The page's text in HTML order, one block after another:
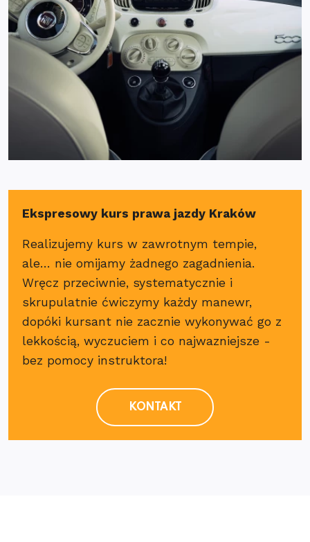
Ekspresowy kurs prawa jazdy Kraków
Realizujemy kurs w zawrotnym tempie,
ale… nie omijamy żadnego zagadnienia.
Wręcz przeciwnie, systematycznie i
skrupulatnie ćwiczymy każdy manewr,
dopóki kursant nie zacznie wykonywać go z
lekkością, wyczuciem i co najwazniejsze -
bez pomocy instruktora!
KONTAKT